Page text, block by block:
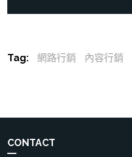
Tag: 網路行銷 內容行銷
CONTACT